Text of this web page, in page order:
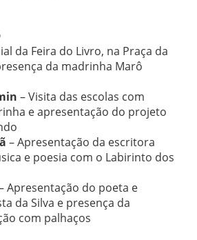
da Feira do Livro, na Praça da
da madrinha Marô
– Visita das escolas com
e apresentação do projeto
– Apresentação da escritora
e poesia com o Labirinto dos
Apresentação do poeta e
da Silva e presença da
com palhaços